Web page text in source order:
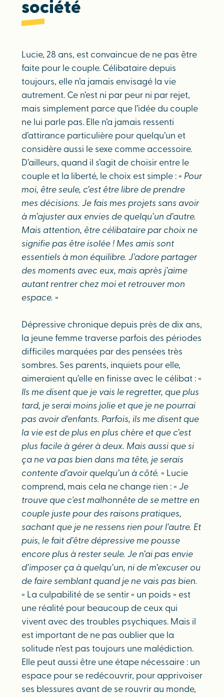
société
Lucie, 28 ans, est convaincue de ne pas être
faite pour le couple. Célibataire depuis
toujours, elle n’a jamais envisagé la vie
autrement. Ce n’est ni par peur ni par rejet,
mais simplement parce que l’idée du couple
ne lui parle pas. Elle n’a jamais ressenti
d’attirance particulière pour quelqu’un et
considère aussi le sexe comme accessoire.
D’ailleurs, quand il s’agit de choisir entre le
couple et la liberté, le choix est simple : « Pour
moi, être seule, c’est être libre de prendre
mes décisions. Je fais mes projets sans avoir
à m’ajuster aux envies de quelqu’un d’autre.
Mais attention, être célibataire par choix ne
signifie pas être isolée ! Mes amis sont
essentiels à mon équilibre. J’adore partager
des moments avec eux, mais après j’aime
autant rentrer chez moi et retrouver mon
espace. »
Dépressive chronique depuis près de dix ans,
la jeune femme traverse parfois des périodes
difficiles marquées par des pensées très
sombres. Ses parents, inquiets pour elle,
aimeraient qu’elle en finisse avec le célibat : «
Ils me disent que je vais le regretter, que plus
tard, je serai moins jolie et que je ne pourrai
pas avoir d'enfants. Parfois, ils me disent que
la vie est de plus en plus chère et que c’est
plus facile à gérer à deux. Mais aussi que si
ça ne va pas bien dans ma tête, je serais
contente d’avoir quelqu’un à côté. » Lucie
comprend, mais cela ne change rien : « Je
trouve que c'est malhonnête de se mettre en
couple juste pour des raisons pratiques,
sachant que je ne ressens rien pour l’autre. Et
puis, le fait d’être dépressive me pousse
encore plus à rester seule. Je n’ai pas envie
d’imposer ça à quelqu’un, ni de m’excuser ou
de faire semblant quand je ne vais pas bien.
» La culpabilité de se sentir « un poids » est
une réalité pour beaucoup de ceux qui
vivent avec des troubles psychiques. Mais il
est important de ne pas oublier que la
solitude n’est pas toujours une malédiction.
Elle peut aussi être une étape nécessaire : un
espace pour se redécouvrir, pour apprivoiser
ses blessures avant de se rouvrir au monde,